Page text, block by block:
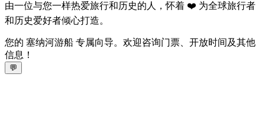
由一位与您一样热爱旅行和历史的人，怀着 ❤️ 为全球旅行者
和历史爱好者倾心打造。
您的 塞纳河游船 专属向导。欢迎咨询门票、开放时间及其他
信息！
💬